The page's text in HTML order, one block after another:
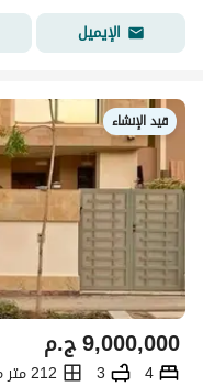
الإيميل
قيد الإنشاء
ج.م9,000,000
4
3
212 متر مربع